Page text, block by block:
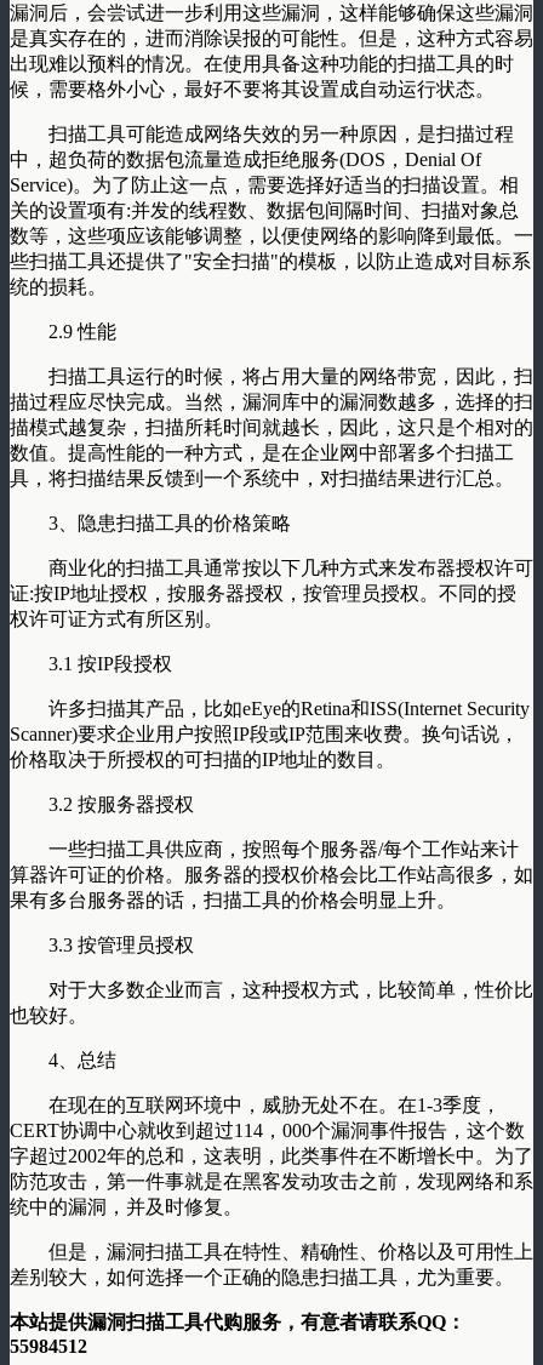
漏洞后，会尝试进一步利用这些漏洞，这样能够确保这些漏洞
是真实存在的，进而消除误报的可能性。但是，这种方式容易
出现难以预料的情况。在使用具备这种功能的扫描工具的时
候，需要格外小心，最好不要将其设置成自动运行状态。
扫描工具可能造成网络失效的另一种原因，是扫描过程
中，超负荷的数据包流量造成拒绝服务(DOS，Denial Of
Service)。为了防止这一点，需要选择好适当的扫描设置。相
关的设置项有:并发的线程数、数据包间隔时间、扫描对象总
数等，这些项应该能够调整，以便使网络的影响降到最低。一
些扫描工具还提供了"安全扫描"的模板，以防止造成对目标系
统的损耗。
2.9 性能
扫描工具运行的时候，将占用大量的网络带宽，因此，扫
描过程应尽快完成。当然，漏洞库中的漏洞数越多，选择的扫
描模式越复杂，扫描所耗时间就越长，因此，这只是个相对的
数值。提高性能的一种方式，是在企业网中部署多个扫描工
具，将扫描结果反馈到一个系统中，对扫描结果进行汇总。
3、隐患扫描工具的价格策略
商业化的扫描工具通常按以下几种方式来发布器授权许可
证:按IP地址授权，按服务器授权，按管理员授权。不同的授
权许可证方式有所区别。
3.1 按IP段授权
许多扫描其产品，比如eEye的Retina和ISS(Internet Security
Scanner)要求企业用户按照IP段或IP范围来收费。换句话说，
价格取决于所授权的可扫描的IP地址的数目。
3.2 按服务器授权
一些扫描工具供应商，按照每个服务器/每个工作站来计
算器许可证的价格。服务器的授权价格会比工作站高很多，如
果有多台服务器的话，扫描工具的价格会明显上升。
3.3 按管理员授权
对于大多数企业而言，这种授权方式，比较简单，性价比
也较好。
4、总结
在现在的互联网环境中，威胁无处不在。在1-3季度，
CERT协调中心就收到超过114，000个漏洞事件报告，这个数
字超过2002年的总和，这表明，此类事件在不断增长中。为了
防范攻击，第一件事就是在黑客发动攻击之前，发现网络和系
统中的漏洞，并及时修复。
但是，漏洞扫描工具在特性、精确性、价格以及可用性上
差别较大，如何选择一个正确的隐患扫描工具，尤为重要。
本站提供漏洞扫描工具代购服务，有意者请联系QQ：
55984512